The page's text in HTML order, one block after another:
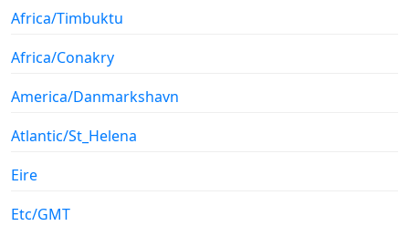
Africa/Timbuktu
Africa/Conakry
America/Danmarkshavn
Atlantic/St_Helena
Eire
Etc/GMT